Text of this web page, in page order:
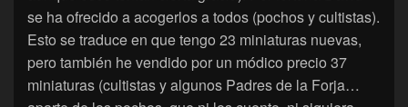
se ha ofrecido a acogerlos a todos (pochos y cultistas).
Esto se traduce en que tengo 23 miniaturas nuevas,
pero también he vendido por un módico precio 37
miniaturas (cultistas y algunos Padres de la Forja…